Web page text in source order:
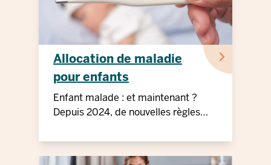
Allocation de maladie
pour enfants
Enfant malade : et maintenant ?
Depuis 2024, de nouvelles règles
familiales de maladie